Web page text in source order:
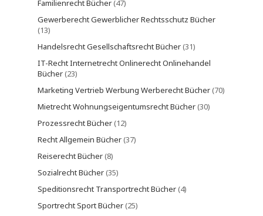
Familienrecht Bücher(47)
Gewerberecht Gewerblicher Rechtsschutz Bücher
(13)
Handelsrecht Gesellschaftsrecht Bücher(31)
IT-Recht Internetrecht Onlinerecht Onlinehandel
Bücher(23)
Marketing Vertrieb Werbung Werberecht Bücher(70)
Mietrecht Wohnungseigentumsrecht Bücher(30)
Prozessrecht Bücher(12)
Recht Allgemein Bücher(37)
Reiserecht Bücher(8)
Sozialrecht Bücher(35)
Speditionsrecht Transportrecht Bücher(4)
Sportrecht Sport Bücher(25)